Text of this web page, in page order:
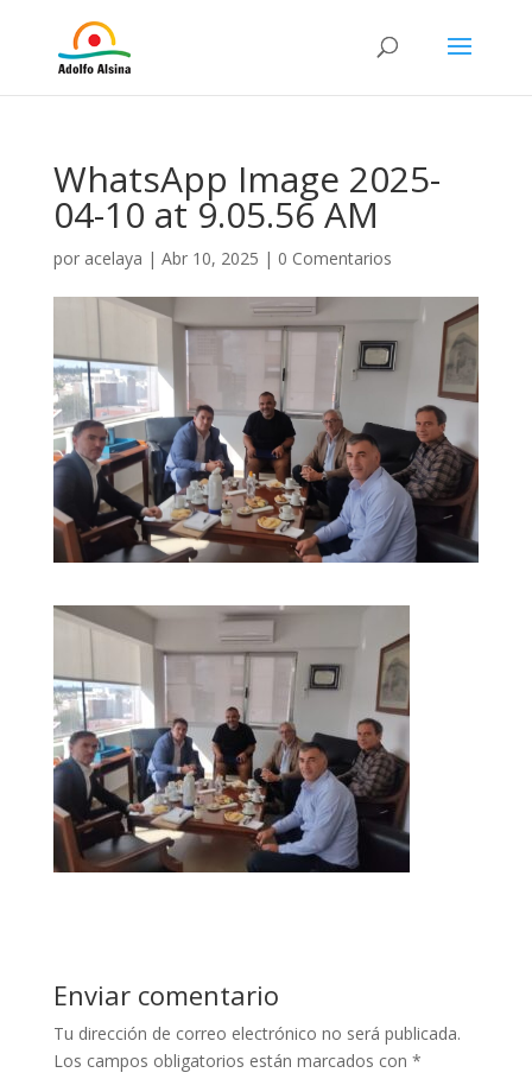
WhatsApp Image 2025-
04-10 at 9.05.56 AM
por acelaya | Abr 10, 2025 | 0 Comentarios
Enviar comentario
Tu dirección de correo electrónico no será publicada.
Los campos obligatorios están marcados con *